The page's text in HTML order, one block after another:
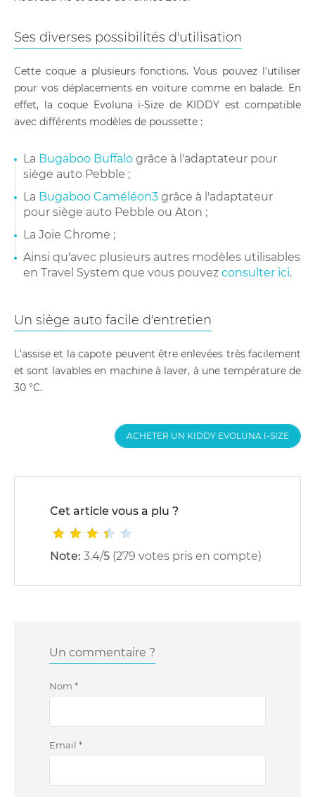
Ses diverses possibilités d'utilisation
Cette coque a plusieurs fonctions. Vous pouvez l'utiliser
pour vos déplacements en voiture comme en balade. En
effet, la coque Evoluna i-Size de KIDDY est compatible
avec différents modèles de poussette :
La Bugaboo Buffalo grâce à l'adaptateur pour
siège auto Pebble ;
La Bugaboo Caméléon3 grâce à l'adaptateur
pour siège auto Pebble ou Aton ;
La Joie Chrome ;
Ainsi qu'avec plusieurs autres modèles utilisables
en Travel System que vous pouvez consulter ici.
Un siège auto facile d'entretien
L'assise et la capote peuvent être enlevées très facilement
et sont lavables en machine à laver, à une température de
30 °C.
ACHETER UN KIDDY EVOLUNA I-SIZE
Cet article vous a plu ?
Note: 3.4/5 (279 votes pris en compte)
Un commentaire ?
Nom *
Email *